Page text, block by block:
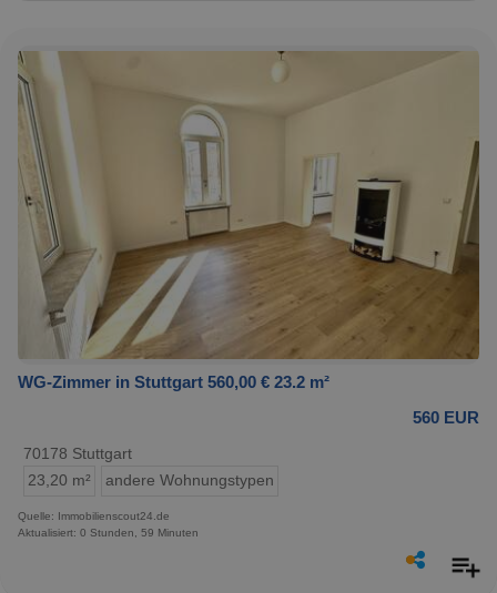
WG-Zimmer in Stuttgart 560,00 € 23.2 m²
560 EUR
70178 Stuttgart
23,20 m²
andere Wohnungstypen
Quelle: Immobilienscout24.de
Aktualisiert: 0 Stunden, 59 Minuten